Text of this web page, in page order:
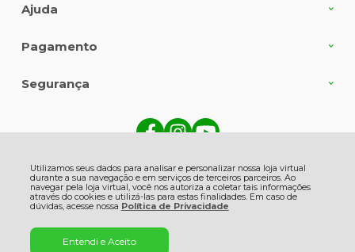
Utilizamos seus dados para analisar e personalizar nossa loja virtual
durante a sua navegação e em serviços de terceiros parceiros. Ao
navegar pela loja virtual, você nos autoriza a coletar tais informações
através do cookies e utilizá-las para estas finalidades. Em caso de
dúvidas, acesse nossa Política de Privacidade
Entendi e Aceito
Ajuda
Pagamento
Segurança
Grasso - 513 - Centro - 88735-000 - Gravatal - SC
CNPJ: 82.863.416/0001-06 | © Todos os direitos reservados - Shambala
Naturais - 2026